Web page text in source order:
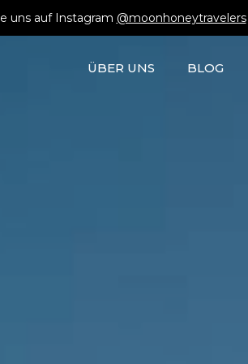
uns auf Instagram @moonhoneytravelers
ÜBER UNS BLOG